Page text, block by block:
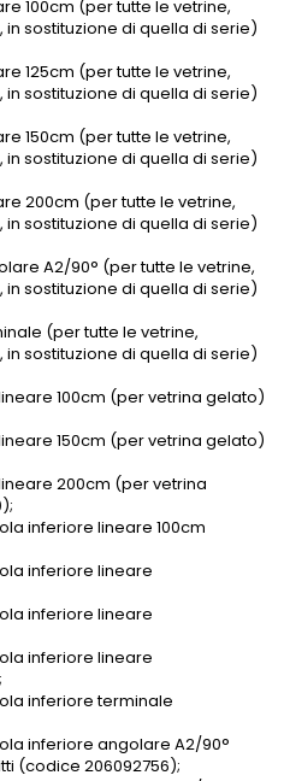
100cm (per tutte le vetrine,
sostituzione di quella di serie)
125cm (per tutte le vetrine,
sostituzione di quella di serie)
150cm (per tutte le vetrine,
sostituzione di quella di serie)
200cm (per tutte le vetrine,
sostituzione di quella di serie)
A2/90° (per tutte le vetrine,
sostituzione di quella di serie)
(per tutte le vetrine,
sostituzione di quella di serie)
100cm (per vetrina gelato)
150cm (per vetrina gelato)
200cm (per vetrina
inferiore lineare 100cm
inferiore lineare
inferiore lineare
inferiore lineare
inferiore terminale
inferiore angolare A2/90°
(codice 206092756);